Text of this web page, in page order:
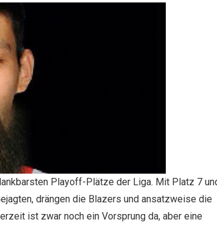
Playoff-Plätze der Liga. Mit Platz 7
drängen die Blazers und ansatzweise die
ist zwar noch ein Vorsprung da, aber eine